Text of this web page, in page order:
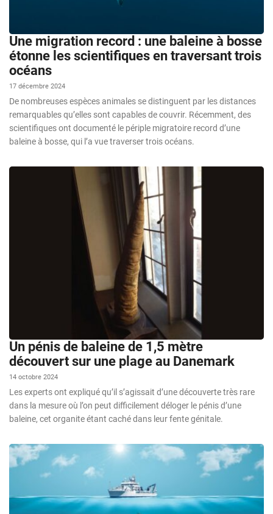
Une migration record : une baleine à bosse
étonne les scientifiques en traversant trois
océans
17 décembre 2024
De nombreuses espèces animales se distinguent par les distances
remarquables qu’elles sont capables de couvrir. Récemment, des
scientifiques ont documenté le périple migratoire record d’une
baleine à bosse, qui l’a vue traverser trois océans.
Un pénis de baleine de 1,5 mètre
découvert sur une plage au Danemark
14 octobre 2024
Les experts ont expliqué qu’il s’agissait d’une découverte très rare
dans la mesure où l’on peut difficilement déloger le pénis d’une
baleine, cet organite étant caché dans leur fente génitale.